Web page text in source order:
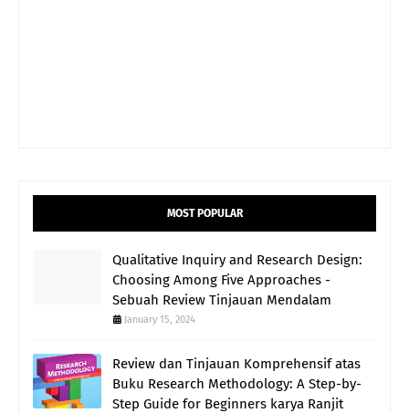
MOST POPULAR
Qualitative Inquiry and Research Design:
Choosing Among Five Approaches -
Sebuah Review Tinjauan Mendalam
January 15, 2024
Review dan Tinjauan Komprehensif atas
Buku Research Methodology: A Step-by-
Step Guide for Beginners karya Ranjit